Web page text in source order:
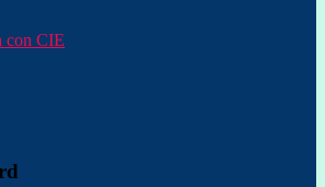
con CIE